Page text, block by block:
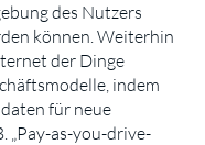
des Nutzers
können. Weiterhin
der Dinge
indem
für neue
„Pay-as-you-drive-